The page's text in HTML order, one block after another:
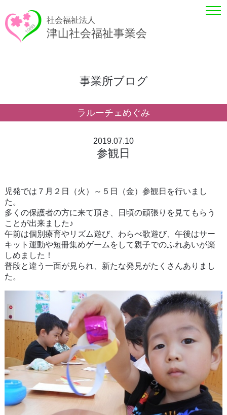
社会福祉法人
津山社会福祉事業会
事業所ブログ
ラルーチェめぐみ
2019.07.10
参観日
児発では７月２日（火）～５日（金）参観日を行いまし
た。
多くの保護者の方に来て頂き、日頃の頑張りを見てもらう
ことが出来ました♪
午前は個別療育やリズム遊び、わらべ歌遊び、午後はサー
キット運動や短冊集めゲームをして親子でのふれあいが楽
しめました！
普段と違う一面が見られ、新たな発見がたくさんありまし
た。